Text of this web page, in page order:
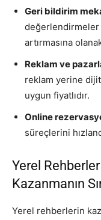
Geri bildirim
artırmasına
Reklam ve
reklam yerine
uygun fiyatlıdır.
Online
süreçlerini
Yerel
Kazanmanın
Yerel rehberlerin